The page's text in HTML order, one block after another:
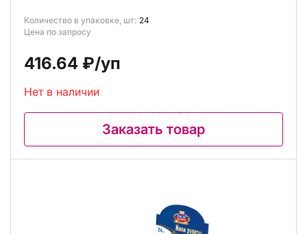
Количество в упаковке, шт: 24
Цена по запросу
416.64 ₽/уп
Нет в наличии
Заказать товар